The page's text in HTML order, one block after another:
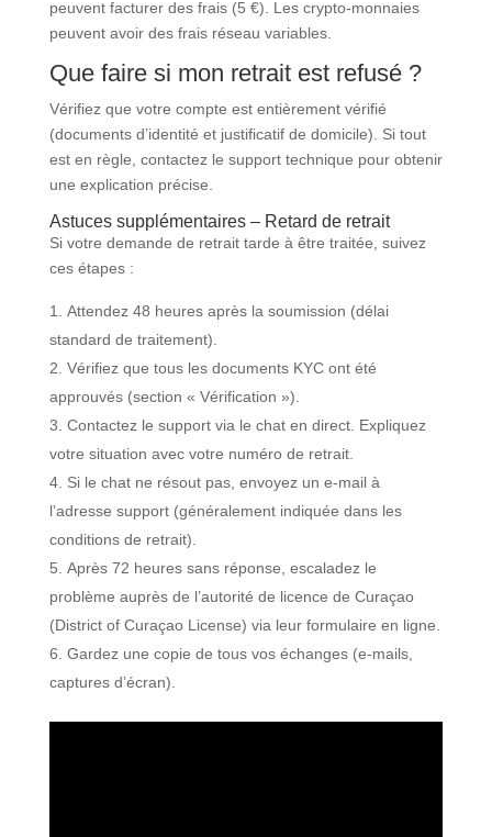
peuvent facturer des frais (5 €). Les crypto-monnaies
peuvent avoir des frais réseau variables.
Que faire si mon retrait est refusé ?
Vérifiez que votre compte est entièrement vérifié
(documents d’identité et justificatif de domicile). Si tout
est en règle, contactez le support technique pour obtenir
une explication précise.
Astuces supplémentaires – Retard de retrait
Si votre demande de retrait tarde à être traitée, suivez
ces étapes :
Attendez 48 heures après la soumission (délai
standard de traitement).
Vérifiez que tous les documents KYC ont été
approuvés (section « Vérification »).
Contactez le support via le chat en direct. Expliquez
votre situation avec votre numéro de retrait.
Si le chat ne résout pas, envoyez un e-mail à
l’adresse support (généralement indiquée dans les
conditions de retrait).
Après 72 heures sans réponse, escaladez le
problème auprès de l’autorité de licence de Curaçao
(District of Curaçao License) via leur formulaire en ligne.
Gardez une copie de tous vos échanges (e-mails,
captures d’écran).